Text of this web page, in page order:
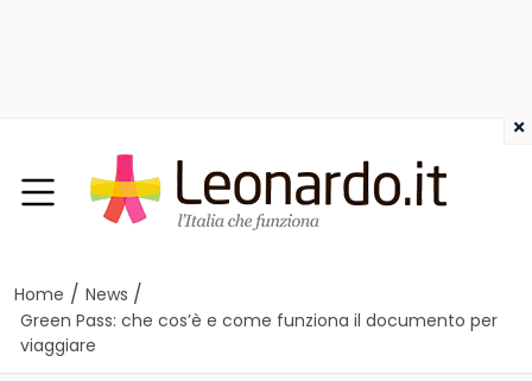
Home / News /
Green Pass: che cos’è e come funziona il documento per
viaggiare
×